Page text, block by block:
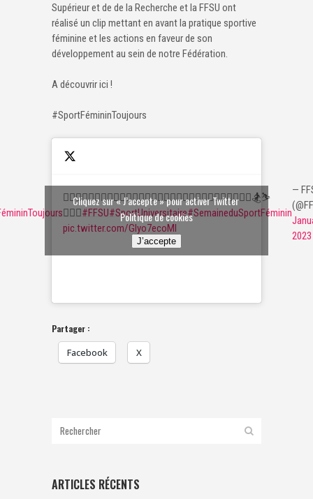
Supérieur et de de la Recherche et la FFSU ont
réalisé un clip mettant en avant la pratique sportive
féminine et les actions en faveur de son
développement au sein de notre Fédération.
A découvrir ici !
#SportFémininToujours
⛹🏿‍♀️🤾🏽‍♀️🏌️‍♀️🏄🏼‍♀️🤽🏽‍♀️🏊‍♀️🏇🏼🤸‍♀️🤼‍♀️🧗‍♀️🚣‍♂️🚴‍♀️🏋️‍♀️🏂⛷️
🏃🏽‍♀️#FFSU#SportUniversitaire#SemaineduSportFéminin
pic.twitter.com/Glyo7ecoMI
—
2023
Cliquez sur « J’accepte » pour activer Twitter
Politique de cookies
J’accepte
Partager :
Facebook X
ARTICLES RÉCENTS